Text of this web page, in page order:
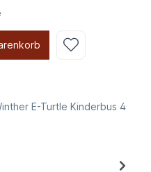
E-Turtle Kinderbus 4